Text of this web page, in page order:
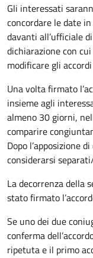
Gli interessati
concordare le date
davanti all’ufficiale
dichiarazione con
modificare gli
Una volta firmato
insieme agli
almeno 30 giorni,
comparire
Dopo l’apposizione
considerarsi
La decorrenza della
stato firmato
Se uno dei due
conferma
ripetuta e il primo